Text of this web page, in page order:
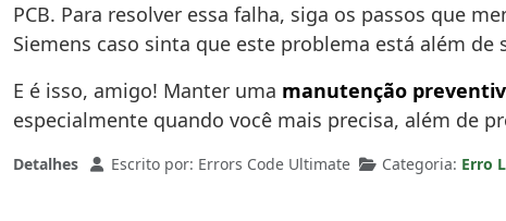
PCB. Para resolver essa falha, siga os passos que
Siemens caso sinta que este problema está além de
E é isso, amigo! Manter uma manutenção
especialmente quando você mais precisa, além de
Detalhes Escrito por: Errors Code Ultimate Categoria: Erro